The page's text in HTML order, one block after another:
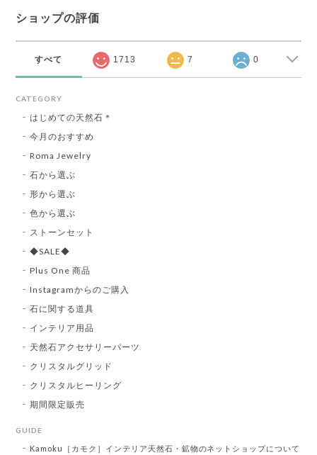
ショップの評価
すべて 1713 7 0
CATEGORY
はじめての天然石＊
今月のおすすめ
Roma Jewelry
石から選ぶ
形から選ぶ
色から選ぶ
ストーンセット
◆SALE◆
Plus One 商品
Instagramからのご購入
石に関する道具
インテリア用品
天然石アクセサリーパーツ
クリスタルグリッド
クリスタルヒーリング
期間限定販売
GUIDE
Kamoku［カモク］インテリア天然石・鉱物のネットショップについて